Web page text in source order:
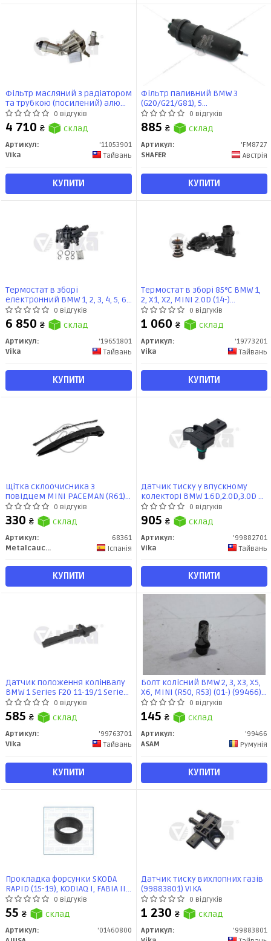
Фільтр масляний з радіатором
та трубкою (посилений) алюм.
BMW
1,2,3,4,5,6,7,X1,X2,X3,X4,X5,MINI
1.2,1.6,2.0,2.0D(10- (11053901)
VIKA
0 відгуків
4 710 ₴ склад
Артикул:
'11053901
Vika
Тайвань
КУПИТИ
Фільтр паливний BMW 3
(G20/G21/G81), 5
(G30/G31/G32/F90), 6 (G32), 7
(G11/G12), 8
(G14/G15/G16/F91/F92/F93), X3
(G01 (FM872/7) SHAFER
0 відгуків
885 ₴ склад
Артикул:
'FM8727
SHAFER
Австрія
КУПИТИ
Термостат в зборі
електронний BMW 1, 2, 3, 4, 5, 6,
7, X3, X4 (11-) (19651801) VIKA
0 відгуків
6 850 ₴ склад
Артикул:
'19651801
Vika
Тайвань
КУПИТИ
Термостат в зборі 85°C BMW 1,
2, X1, X2, MINI 2.0D (14-)
(19773201) VIKA0 відгуків
1 060 ₴ склад
Артикул:
'19773201
Vika
Тайвань
КУПИТИ
Щітка склоочисника з
повідцем MINI PACEMAN (R61)
(12-16) 290мм (68361)
Metalcaucho (68361)
Metalcaucho
0 відгуків
330 ₴ склад
Артикул:
68361
Metalcaucho
Іспанія
КУПИТИ
Датчик тиску у впускному
колекторі BMW 1.6D,2.0D,3.0D 1,
2, 3, 4, 5, 6, 7, X1, X3, X4, X5, X6 F16
(07-19) (99882701) VIKA
0 відгуків
905 ₴ склад
Артикул:
'99882701
Vika
Тайвань
КУПИТИ
Датчик положення колінвалу
BMW 1 Series F20 11-19/1 Series
F21 11-/1 Series F40 19-/2 Series
F22 12-21/2 Series F23 14-21/2
Series F44 19-/2 Series F45 13-
21/2 Series F46 14-/3 Series E90
04-12/3 Series E91 04-12/3
Series E92 06-13/3 Series E93
0 відгуків
585 ₴ склад
Артикул:
'99763701
Vika
Тайвань
КУПИТИ
Болт колісний BMW 2, 3, X3, X5,
X6, MINI (R50, R53) (01-) (99466)
Asam
0 відгуків
145 ₴ склад
Артикул:
'99466
ASAM
Румунія
КУПИТИ
Прокладка форсунки SKODA
RAPID (15-19), KODIAQ I, FABIA III
1.0, 1.2, 1.4 TSI (01460800) Ajusa
0 відгуків
55 ₴ склад
Артикул:
'01460800
Датчик тиску вихлопних газів
(99883801) VIKA
0 відгуків
1 230 ₴ склад
Артикул:
'99883801